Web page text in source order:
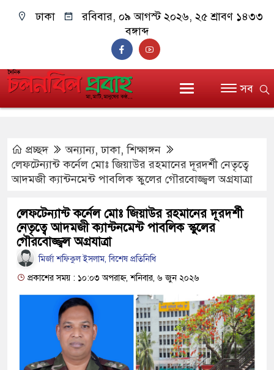
ঢাকা
রবিবার, ০৯ আগস্ট ২০২৬, ২৫ শ্রাবণ ১৪৩৩
বঙ্গাব্দ
সব
প্রচ্ছদ অন্যান্য,ঢাকা,শিক্ষাঙ্গন
লেফটেন্যান্ট কর্নেল মোঃ জিয়াউর রহমানের দূরদর্শী নেতৃত্বে
আদমজী ক্যান্টনমেন্ট পাবলিক স্কুলের গৌরবোজ্জ্বল অগ্রযাত্রা
লেফটেন্যান্ট কর্নেল মোঃ জিয়াউর রহমানের দূরদর্শী
নেতৃত্বে আদমজী ক্যান্টনমেন্ট পাবলিক স্কুলের
গৌরবোজ্জ্বল অগ্রযাত্রা
মির্জা শফিকুল ইসলাম, বিশেষ প্রতিনিধি
প্রকাশের সময় : ১০:০৩ অপরাহ্ন, শনিবার, ৬ জুন ২০২৬